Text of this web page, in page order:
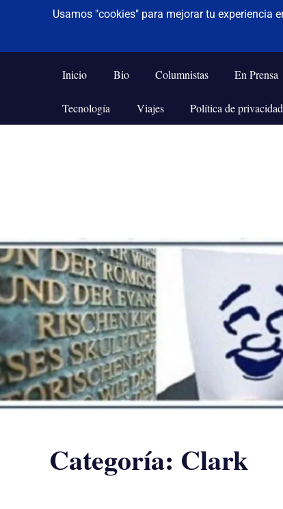
Saltar
al
contenido
De todo un poco
Frases,
Humor,
Tecnología
y
Inicio Bio Columnistas En Prensa
Tecnología Viajes Política de privacidad
Categoría: Clark